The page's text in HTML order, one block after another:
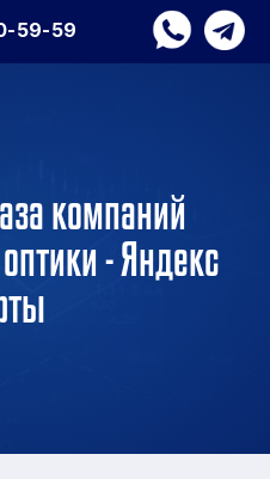
59-59
компаний
- Яндекс